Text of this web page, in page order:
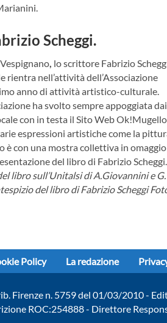
Scheggi.
, lo scrittore Fabrizio
rientra nell’attività dell’Associazione
anno di attività artistico-culturale.
ha svolto sempre appoggiata dai
con in testa il Sito Web
espressioni artistiche come la
è con una mostra collettiva in
del libro di Fabrizio Scheggi.
libro sull’Unitalsi di A.Giovannini e G.
del libro di Fabrizio Scheggi
Policy La redazione
n. 5759 del 01/03/2010 -
ROC:254888 - Direttore